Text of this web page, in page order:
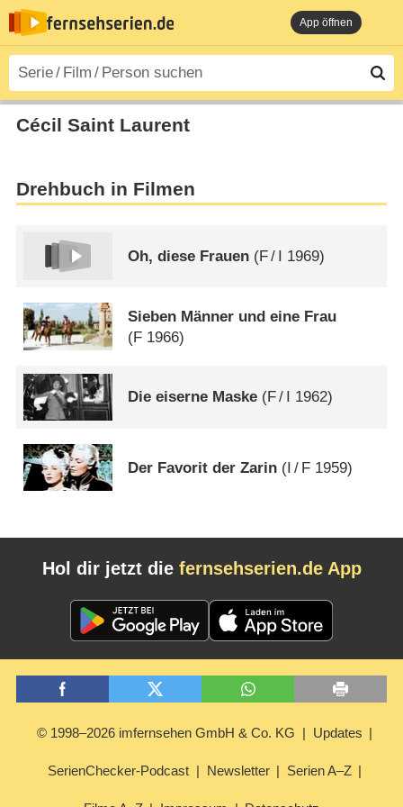
App öffnen
Cécil Saint Laurent
Drehbuch in Filmen
Oh, diese Frauen (F/ I 1969)
Sieben Männer und eine Frau
(F 1966)
Die eiserne Maske (F/ 1962)
Der Favorit der Zarin (I / F 1959)
Hol dir jetzt die fernsehserien.de App
© 1998–2026 imfernsehen GmbH & Co. KG Updates
SerienChecker-Podcast Newsletter Serien A–Z